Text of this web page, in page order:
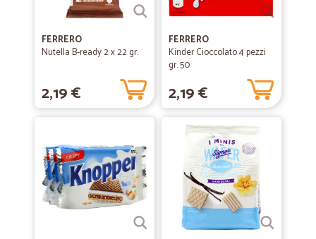
FERRERO
Nutella B-ready 2 x 22 gr.
2,19 €
FERRERO
Kinder Cioccolato 4 pezzi
gr. 50
2,19 €